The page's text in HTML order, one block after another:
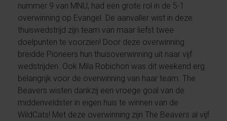
nummer 9 van MNU, had een grote rol in de 5-1
overwinning op Evangel. De aanvaller wist in deze
thuiswedstrijd zijn team van maar liefst twee
doelpunten te voorzien! Door deze overwinning
breidde Pioneers hun thuisoverwinning uit naar vijf
wedstrijden. Ook Mila Robichon was dit weekend erg
belangrijk voor de overwinning van haar team. The
Beavers wisten dankzij een vroege goal van de
middenveldster in eigen huis te winnen van de
WildCats! Met deze overwinning zijn The Beavers al vijf